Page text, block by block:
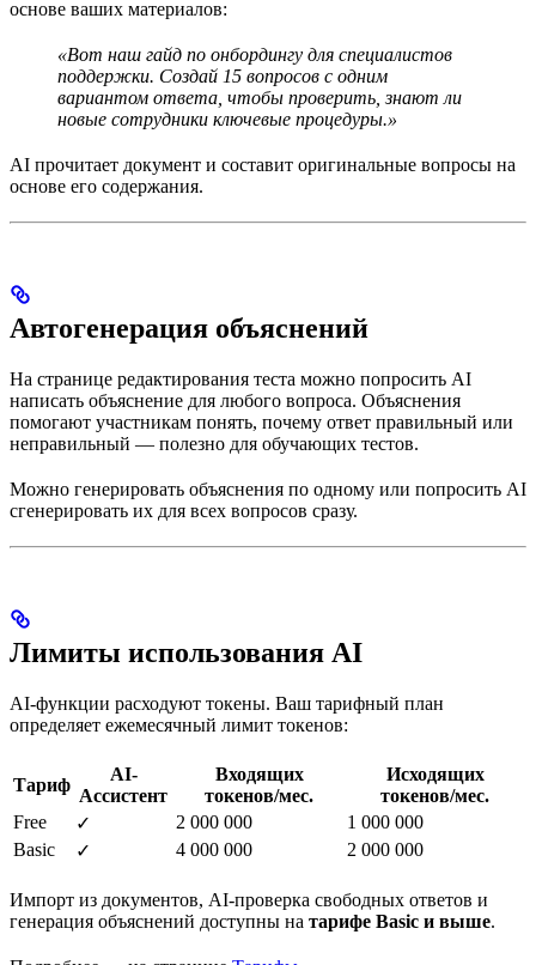
основе ваших материалов:
«Вот наш гайд по онбордингу для специалистов
поддержки. Создай 15 вопросов с одним
вариантом ответа, чтобы проверить, знают ли
новые сотрудники ключевые процедуры.»
AI прочитает документ и составит оригинальные вопросы на
основе его содержания.
Автогенерация объяснений
На странице редактирования теста можно попросить AI
написать объяснение для любого вопроса. Объяснения
помогают участникам понять, почему ответ правильный или
неправильный — полезно для обучающих тестов.
Можно генерировать объяснения по одному или попросить AI
сгенерировать их для всех вопросов сразу.
Лимиты использования AI
AI-функции расходуют токены. Ваш тарифный план
определяет ежемесячный лимит токенов:
Тариф
AI-
Ассистент
Входящих
токенов/мес.
Исходящих
токенов/мес.
Free
✓ 2 000 000
1 000 000
Basic
✓ 4 000 000 2 000 000
Импорт из документов, AI-проверка свободных ответов и
генерация объяснений доступны на тарифе Basic и выше.